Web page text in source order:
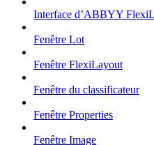
Interface d’ABBYY
Fenêtre Lot
Fenêtre FlexiLayout
Fenêtre du classificateur
Fenêtre Properties
Fenêtre Image